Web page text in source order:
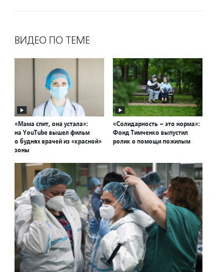
ВИДЕО ПО ТЕМЕ
«Мама спит, она устала»:
на YouTube вышел фильм
о буднях врачей из «красной»
зоны
«Солидарность – это норма»:
Фонд Тимченко выпустил
ролик о помощи пожилым